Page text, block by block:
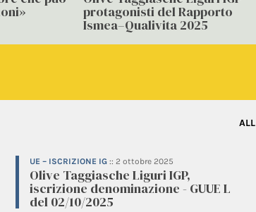
protagonisti del Rapporto
Ismea–Qualivita 2025
ALL
UE – ISCRIZIONE IG:: 2 ottobre 2025
Olive Taggiasche Liguri IGP,
iscrizione denominazione - GUUE L
del 02/10/2025